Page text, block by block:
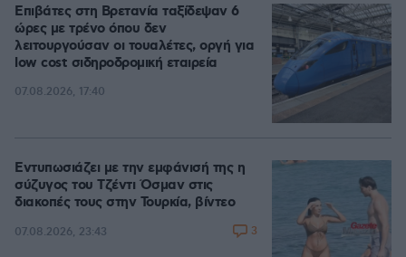
Επιβάτες στη Βρετανία ταξίδεψαν 6
ώρες με τρένο όπου δεν
λειτουργούσαν οι τουαλέτες, οργή για
low cost σιδηροδρομική εταιρεία
07.08.2026, 17:40
Εντυπωσιάζει με την εμφάνισή της η
σύζυγος του Τζέντι Όσμαν στις
διακοπές τους στην Τουρκία, βίντεο
07.08.2026, 23:43 3